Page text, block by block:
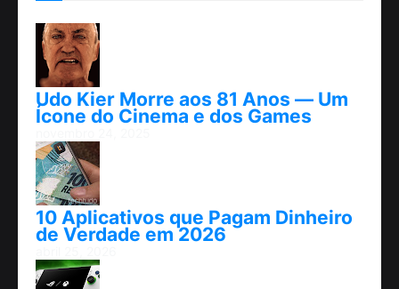
Udo Kier Morre aos 81 Anos — Um
Ícone do Cinema e dos Games
10 Aplicativos que Pagam Dinheiro
de Verdade em 2026